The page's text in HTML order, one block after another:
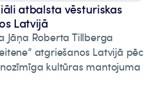
atbalsta vēsturiskas
Latvijā
Jāņa Roberta Tillberga
atgriešanos Latvijā pēc
kultūras mantojuma